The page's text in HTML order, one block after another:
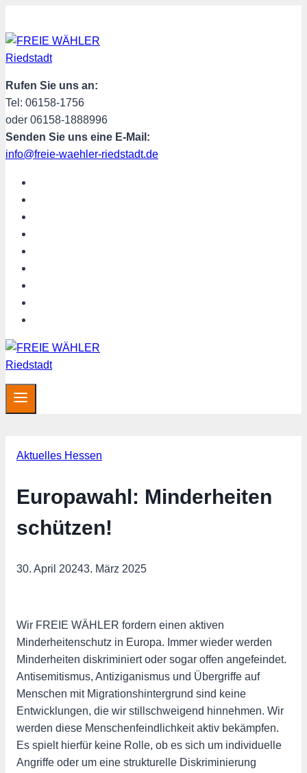
Inhalt
springen
Rufen Sie uns an:
Tel: 06158-1756
oder 06158-1888996
Senden Sie uns eine E-Mail:
info@freie-waehler-riedstadt.de
Aktuelles Hessen
Europawahl: Minderheiten
schützen!
30. April 20243. März 2025
Wir FREIE WÄHLER fordern einen aktiven
Minderheitenschutz in Europa. Immer wieder werden
Minderheiten diskriminiert oder sogar offen angefeindet.
Antisemitismus, Antiziganismus und Übergriffe auf
Menschen mit Migrationshintergrund sind keine
Entwicklungen, die wir stillschweigend hinnehmen. Wir
werden diese Menschenfeindlichkeit aktiv bekämpfen.
Es spielt hierfür keine Rolle, ob es sich um individuelle
Angriffe oder um eine strukturelle Diskriminierung